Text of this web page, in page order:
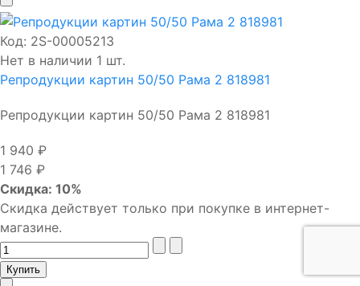
Код: 2S-00005213
Нет в наличии 1 шт.
Репродукции картин 50/50 Рама 2 818981
Репродукции картин 50/50 Рама 2 818981
1 940 ₽
1 746 ₽
Скидка: 10%
Скидка действует только при покупке в интернет-
магазине.